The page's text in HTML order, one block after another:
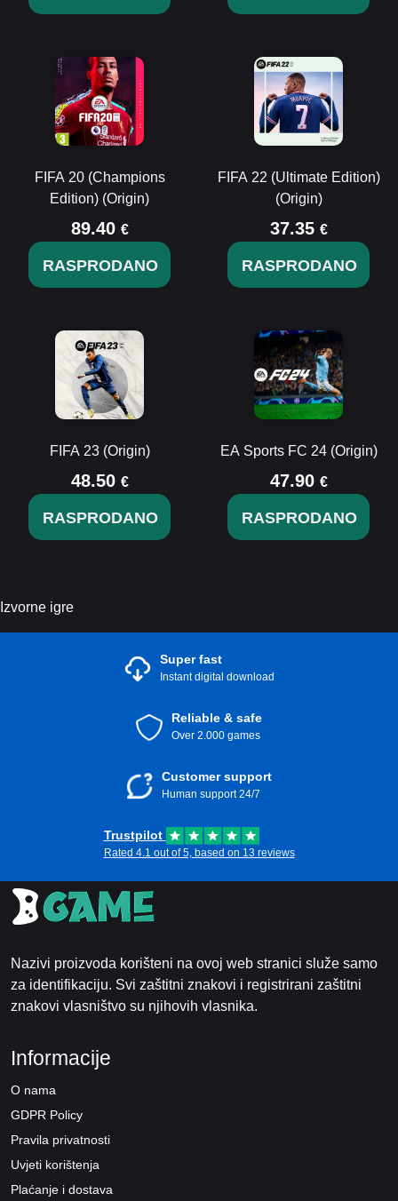
FIFA 20 (Champions
Edition) (Origin)
89.40 €
RASPRODANO
FIFA 22 (Ultimate Edition)
(Origin)
37.35 €
RASPRODANO
FIFA 23 (Origin)
48.50 €
RASPRODANO
EA Sports FC 24 (Origin)
47.90 €
RASPRODANO
Izvorne igre
Super fast
Instant digital download
Reliable & safe
Over 2.000 games
Customer support
Human support 24/7
Trustpilot
Rated 4.1 out of 5, based on 13 reviews
Nazivi proizvoda korišteni na ovoj web stranici služe samo
za identifikaciju. Svi zaštitni znakovi i registrirani zaštitni
znakovi vlasništvo su njihovih vlasnika.
Informacije
O nama
GDPR Policy
Pravila privatnosti
Uvjeti korištenja
Plaćanje i dostava